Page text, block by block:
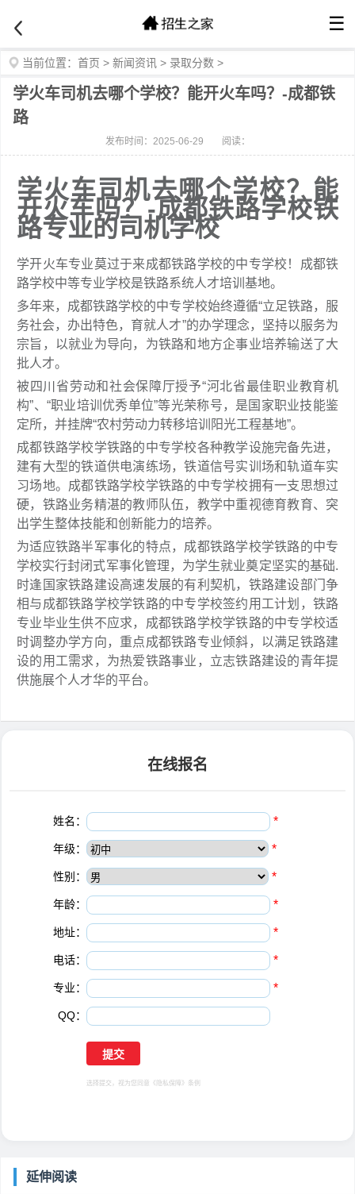
☰
当前位置： 首页 > 新闻资讯 > 录取分数 >
学火车司机去哪个学校？能开火车吗？-成都铁
路
发布时间：2025-06-29 阅读：
学火车司机去哪个学校？能
开火车吗？-成都铁路学校铁
路专业的司机学校
学开火车专业莫过于来成都铁路学校的中专学校！成都铁
路学校中等专业学校是铁路系统人才培训基地。
多年来，成都铁路学校的中专学校始终遵循“立足铁路，服
务社会，办出特色，育就人才”的办学理念，坚持以服务为
宗旨，以就业为导向，为铁路和地方企事业培养输送了大
批人才。
被四川省劳动和社会保障厅授予“河北省最佳职业教育机
构”、“职业培训优秀单位”等光荣称号，是国家职业技能鉴
定所，并挂牌“农村劳动力转移培训阳光工程基地”。
成都铁路学校学铁路的中专学校各种教学设施完备先进，
建有大型的铁道供电演练场，铁道信号实训场和轨道车实
习场地。成都铁路学校学铁路的中专学校拥有一支思想过
硬，铁路业务精湛的教师队伍，教学中重视德育教育、突
出学生整体技能和创新能力的培养。
为适应铁路半军事化的特点，成都铁路学校学铁路的中专
学校实行封闭式军事化管理，为学生就业奠定坚实的基础.
时逢国家铁路建设高速发展的有利契机，铁路建设部门争
相与成都铁路学校学铁路的中专学校签约用工计划，铁路
专业毕业生供不应求，成都铁路学校学铁路的中专学校适
时调整办学方向，重点成都铁路专业倾斜，以满足铁路建
设的用工需求，为热爱铁路事业，立志铁路建设的青年提
供施展个人才华的平台。
在线报名
姓名： *
年级： *
性别： *
年龄： *
地址： *
电话： *
专业： *
QQ：
选择提交，视为您同意 《隐私保障》 条例
延伸阅读